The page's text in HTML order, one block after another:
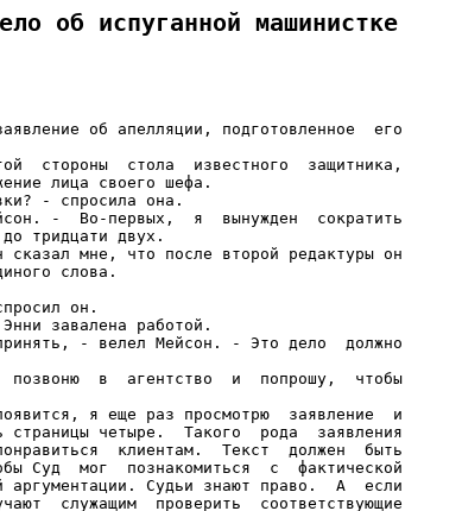
об испуганной машинистке
об апелляции, подготовленное  его
стороны  стола  известного  защитника,
лица своего шефа.
- спросила она.
-  Во-первых,  я  вынужден  сократить
тридцати двух.
сказал мне, что после второй редактуры он
слова.
он.
завалена работой.
- велел Мейсон. - Это дело  должно
позвоню  в  агентство  и  попрошу,  чтобы
я еще раз просмотрю  заявление  и
страницы четыре.  Такого  рода  заявления
клиентам.  Текст  должен  быть
Суд  мог  познакомиться  с  фактической
аргументации. Судьи знают право.  А  если
служащим  проверить  соответствующие